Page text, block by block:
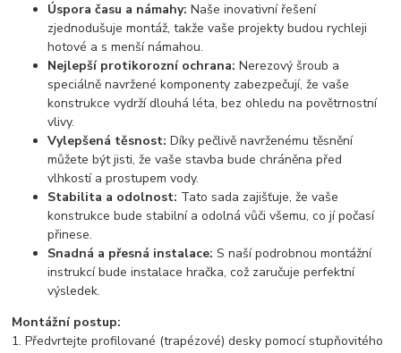
Úspora času a námahy: Naše inovativní řešení
zjednodušuje montáž, takže vaše projekty budou rychleji
hotové a s menší námahou.
Nejlepší protikorozní ochrana: Nerezový šroub a
speciálně navržené komponenty zabezpečují, že vaše
konstrukce vydrží dlouhá léta, bez ohledu na povětrnostní
vlivy.
Vylepšená těsnost: Díky pečlivě navrženému těsnění
můžete být jisti, že vaše stavba bude chráněna před
vlhkostí a prostupem vody.
Stabilita a odolnost: Tato sada zajišťuje, že vaše
konstrukce bude stabilní a odolná vůči všemu, co jí počasí
přinese.
Snadná a přesná instalace: S naší podrobnou montážní
instrukcí bude instalace hračka, což zaručuje perfektní
výsledek.
Montážní postup:
1. Předvrtejte profilované (trapézové) desky pomocí stupňovitého